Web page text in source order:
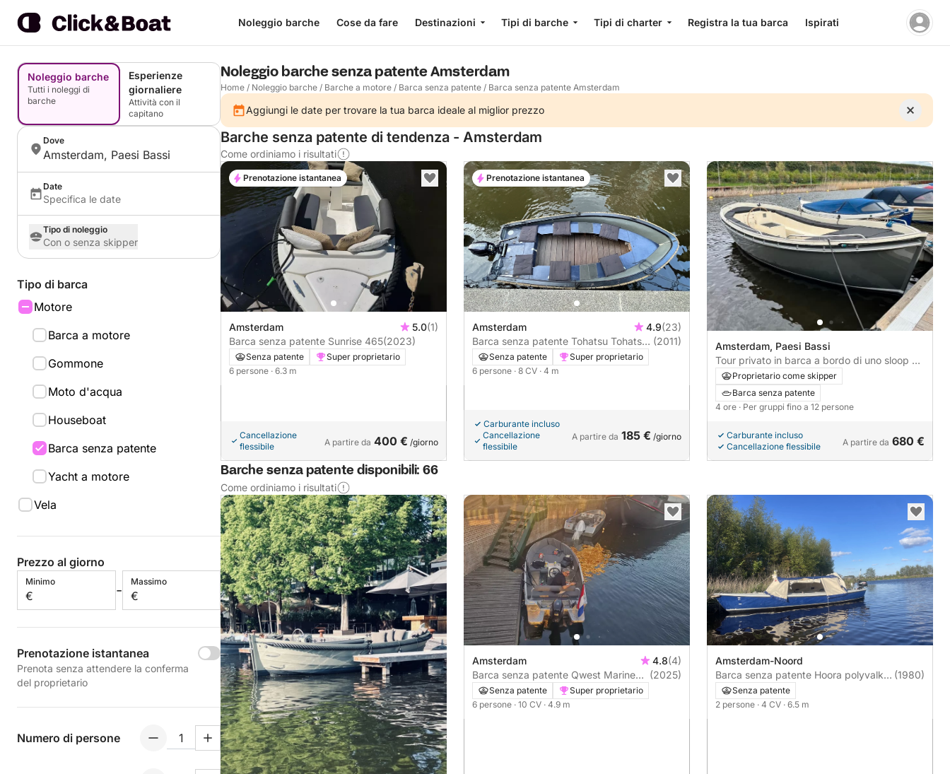
Noleggio barche Cose da fare Destinazioni Tipi di barche Tipi di charter Registra la tua barca Ispirati
Noleggio barche
Tutti i noleggi di
barche
Esperienze
giornaliere
Attività con il
capitano
Dove
Amsterdam, Paesi Bassi
Date
Specifica le date
Tipo di noleggio
Con o senza skipper
Tipo di barca
Motore
Barca a motore
Gommone
Moto d'acqua
Houseboat
Barca senza patente
Yacht a motore
Vela
Prezzo al giorno
Minimo
€ -
Massimo
€
Prenotazione istantanea
Prenota senza attendere la conferma
del proprietario
Numero di persone
Noleggio barche senza patente Amsterdam
Home / Noleggio barche / Barche a motore / Barca senza patente / Barca senza patente Amsterdam
Aggiungi le date per trovare la tua barca ideale al miglior prezzo
Barche senza patente di tendenza - Amsterdam
Come ordiniamo i risultati
Amsterdam 5.0(1)
Barca senza patente Sunrise 465(2023)
Senza patente
Super proprietario
6 persone · 6.3 m
Cancellazione
flessibile
A partire da 400 € /giorno
Prenotazione istantanea
Amsterdam 4.9(23)
Barca senza patente Tohatsu Tohatsu
8CV
(2011)
Senza patente
Super proprietario
6 persone · 8 CV · 4 m
Carburante incluso
Cancellazione
flessibile
A partire da 185 € /giorno
Prenotazione istantanea
Amsterdam, Paesi Bassi
Tour privato in barca a bordo di uno sloop di
7,5 metri con skipper locale esperto... scopri
il meglio di Amsterdam!
Proprietario come skipper
Barca senza patente
4 ore · Per gruppi fino a 12 persone
Carburante incluso
Cancellazione flessibile
A partire da 680 €
Barche senza patente disponibili: 66
Come ordiniamo i risultati
Amsterdam 4.8(4)
Barca senza patente Qwest Marine
R450 10CV
(2025)
Senza patente
Super proprietario
6 persone · 10 CV · 4.9 m
Amsterdam-Noord
Barca senza patente Hoora polyvalk
4CV
(1980)
Senza patente
2 persone · 4 CV · 6.5 m